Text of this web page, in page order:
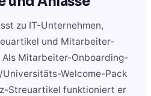
zu IT-Unternehmen,
und Mitarbeiter-
Mitarbeiter-Onboarding-
Welcome-Pack
Streuartikel funktioniert er